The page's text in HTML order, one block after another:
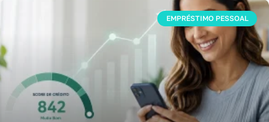
EMPRÉSTIMO PESSOAL